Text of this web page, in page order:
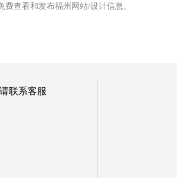
查看和发布福州网站/设计信息。
联系客服